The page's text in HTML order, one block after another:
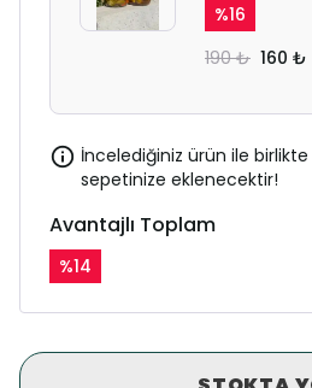
%16
190 ₺ 160 ₺
İncelediğiniz ürün ile
sepetinize eklenecektir!
Avantajlı Toplam
%14